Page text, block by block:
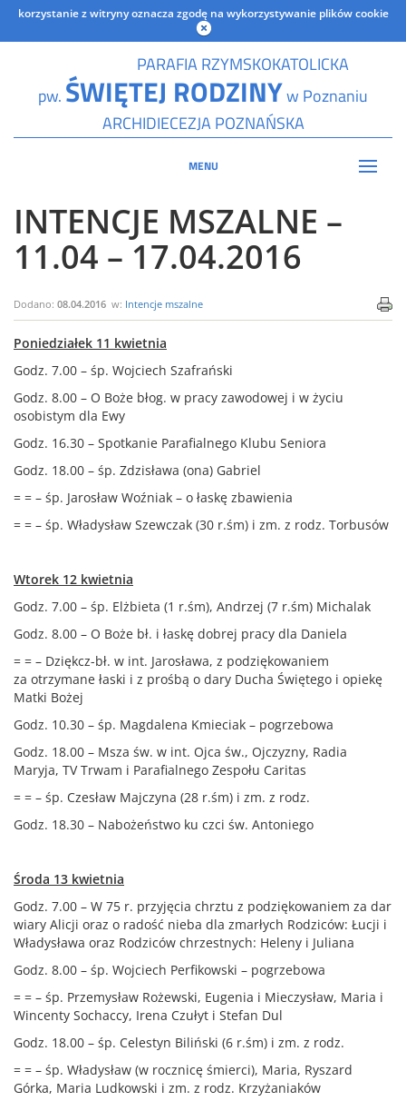
korzystanie z witryny oznacza zgodę na wykorzystywanie plików cookie
PARAFIA RZYMSKOKATOLICKA
pw. ŚWIĘTEJ RODZINYw Poznaniu
ARCHIDIECEZJA POZNAŃSKA
MENU
INTENCJE MSZALNE –
11.04 – 17.04.2016
Dodano: 08.04.2016 w: Intencje mszalne
Poniedziałek 11 kwietnia
Godz. 7.00 – śp. Wojciech Szafrański
Godz. 8.00 – O Boże błog. w pracy zawodowej i w życiu
osobistym dla Ewy
Godz. 16.30 – Spotkanie Parafialnego Klubu Seniora
Godz. 18.00 – śp. Zdzisława (ona) Gabriel
= = – śp. Jarosław Woźniak – o łaskę zbawienia
= = – śp. Władysław Szewczak (30 r.śm) i zm. z rodz. Torbusów
Wtorek 12 kwietnia
Godz. 7.00 – śp. Elżbieta (1 r.śm), Andrzej (7 r.śm) Michalak
Godz. 8.00 – O Boże bł. i łaskę dobrej pracy dla Daniela
= = – Dziękcz-bł. w int. Jarosława, z podziękowaniem
za otrzymane łaski i z prośbą o dary Ducha Świętego i opiekę
Matki Bożej
Godz. 10.30 – śp. Magdalena Kmieciak – pogrzebowa
Godz. 18.00 – Msza św. w int. Ojca św., Ojczyzny, Radia
Maryja, TV Trwam i Parafialnego Zespołu Caritas
= = – śp. Czesław Majczyna (28 r.śm) i zm. z rodz.
Godz. 18.30 – Nabożeństwo ku czci św. Antoniego
Środa 13 kwietnia
Godz. 7.00 – W 75 r. przyjęcia chrztu z podziękowaniem za dar
wiary Alicji oraz o radość nieba dla zmarłych Rodziców: Łucji i
Władysława oraz Rodziców chrzestnych: Heleny i Juliana
Godz. 8.00 – śp. Wojciech Perfikowski – pogrzebowa
= = – śp. Przemysław Rożewski, Eugenia i Mieczysław, Maria i
Wincenty Sochaccy, Irena Czułyt i Stefan Dul
Godz. 18.00 – śp. Celestyn Biliński (6 r.śm) i zm. z rodz.
= = – śp. Władysław (w rocznicę śmierci), Maria, Ryszard
Górka, Maria Ludkowski i zm. z rodz. Krzyżaniaków